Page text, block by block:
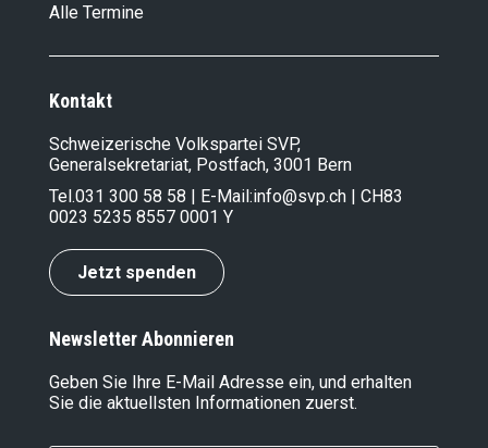
Alle Termine
Kontakt
Schweizerische Volkspartei SVP,
Generalsekretariat, Postfach, 3001 Bern
Tel.031 300 58 58 | E-Mail:info@svp.ch | CH83
0023 5235 8557 0001 Y
Jetzt spenden
Newsletter Abonnieren
Geben Sie Ihre E-Mail Adresse ein, und erhalten
Sie die aktuellsten Informationen zuerst.